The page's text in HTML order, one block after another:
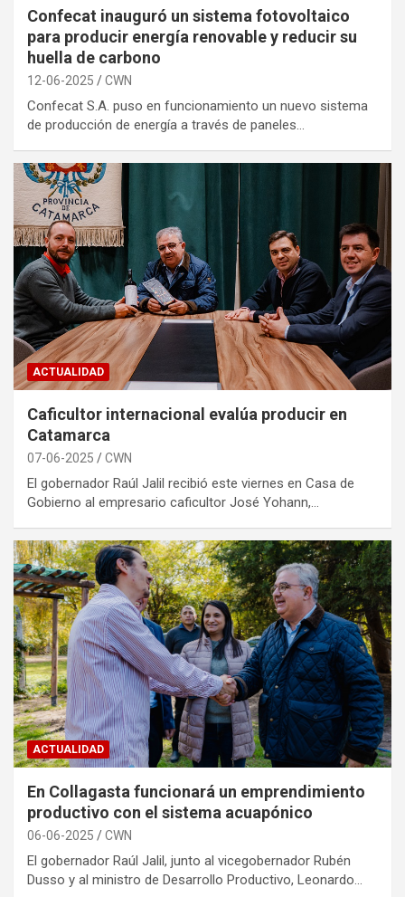
Confecat inauguró un sistema fotovoltaico
para producir energía renovable y reducir su
huella de carbono
12-06-2025 CWN
Confecat S.A. puso en funcionamiento un nuevo sistema
de producción de energía a través de paneles…
ACTUALIDAD
Caficultor internacional evalúa producir en
Catamarca
07-06-2025 CWN
El gobernador Raúl Jalil recibió este viernes en Casa de
Gobierno al empresario caficultor José Yohann,…
ACTUALIDAD
En Collagasta funcionará un emprendimiento
productivo con el sistema acuapónico
06-06-2025 CWN
El gobernador Raúl Jalil, junto al vicegobernador Rubén
Dusso y al ministro de Desarrollo Productivo, Leonardo…